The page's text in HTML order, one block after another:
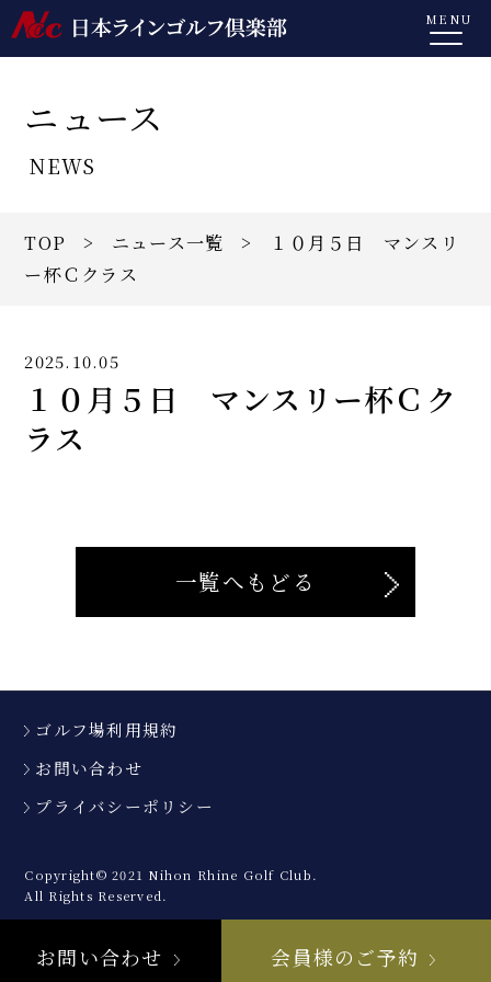
MENU
ニュース
NEWS
TOP > ニュース一覧 > １０月５日 マンスリ
ー杯Ｃクラス
2025.10.05
１０月５日 マンスリー杯Ｃク
ラス
一覧へもどる
ゴルフ場利用規約
お問い合わせ
プライバシーポリシー
Copyright© 2021 Nihon Rhine Golf Club.
All Rights Reserved.
お問い合わせ 会員様のご予約